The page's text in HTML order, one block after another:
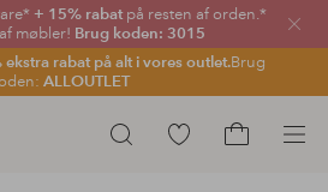
+ 15% rabatpå resten af orden.*
møbler! Brug koden: 3015
ekstra rabat på alt i vores outlet.Brug
ALLOUTLET
Luk
Søg
Gå